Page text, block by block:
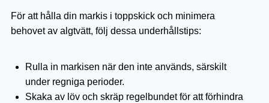
För att hålla din markis i toppskick och minimera
behovet av algtvätt, följ dessa underhållstips:
Rulla in markisen när den inte används, särskilt
under regniga perioder.
Skaka av löv och skräp regelbundet för att förhindra